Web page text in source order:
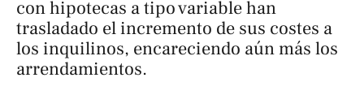
con hipotecas a tipo variable han
trasladado el incremento de sus costes a
los inquilinos, encareciendo aún más los
arrendamientos.